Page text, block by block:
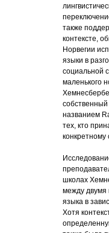
также
контексте,
Норвегии
языки в
социальной
маленького
названием
тех, кто
конкретному
школах
между двумя
языка в
Хотя